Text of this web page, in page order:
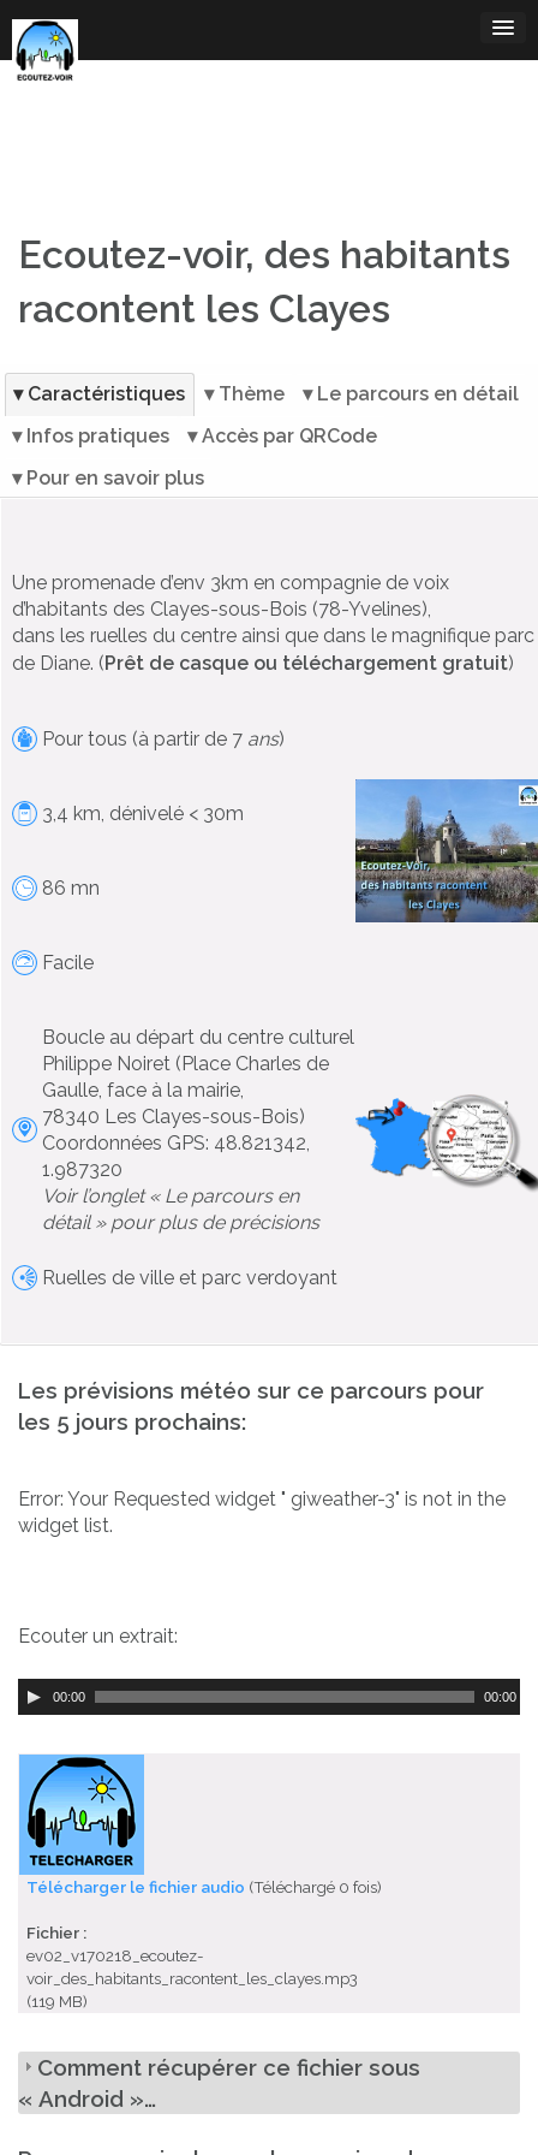
au
contenu
Ecoutez-voir, des habitants
racontent les Clayes
▾ Caractéristiques ▾ Thème
▾ Le parcours en détail
▾ Infos pratiques
▾ Accès par QRCode
▾ Pour en savoir plus
Une promenade d’env 3km en compagnie de voix
d’habitants des Clayes-sous-Bois (78-Yvelines),
dans les ruelles du centre ainsi que dans le magnifique parc
de Diane. (Prêt de casque ou téléchargement gratuit)
Pour tous (à partir de 7 ans)
3,4 km, dénivelé < 30m
86 mn
Facile
Boucle au départ du centre culturel
Philippe Noiret (Place Charles de
Gaulle, face à la mairie,
78340 Les Clayes-sous-Bois)
Coordonnées GPS: 48.821342,
1.987320
Voir l’onglet « Le parcours en
détail » pour plus de précisions
Ruelles de ville et parc verdoyant
Les prévisions météo sur ce parcours pour
les 5 jours prochains:
Error: Your Requested widget " giweather-3" is not in the
widget list.
Ecouter un extrait:
00:00 00:00
Télécharger le fichier audio (Téléchargé 0 fois)
Fichier :
ev02_v170218_ecoutez-
voir_des_habitants_racontent_les_clayes.mp3
(119 MB)
Comment récupérer ce fichier sous
« Android »…